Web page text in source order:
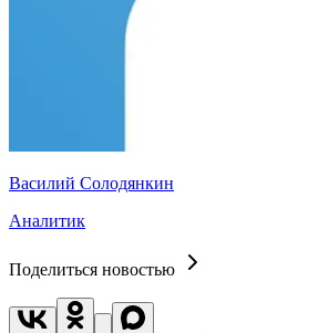
Василий Солодянкин
Аналитик
Поделиться новостью